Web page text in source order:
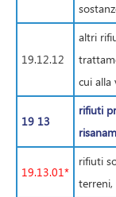
19.12.12
altri
cui alla
19 13
rifiuti
19.13.01*
rifiuti
terreni,